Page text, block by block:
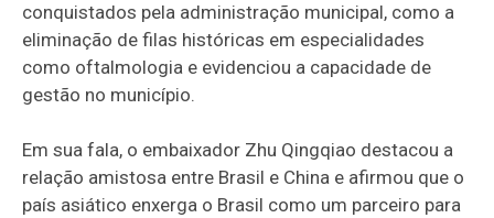
conquistados pela administração municipal, como a
eliminação de filas históricas em especialidades
como oftalmologia e evidenciou a capacidade de
gestão no município.
Em sua fala, o embaixador Zhu Qingqiao destacou a
relação amistosa entre Brasil e China e afirmou que o
país asiático enxerga o Brasil como um parceiro para